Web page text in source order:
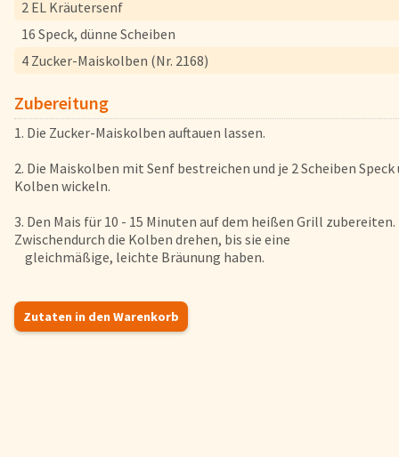
Qualität
Presse & News
Rezepte
FAQs
Bezahlung & Lieferung
Nährwerte & Allergene
Herkunftsländer
Warenkorb
Startseite
2 EL Kräutersenf
16 Speck, dünne Scheiben
4 Zucker-Maiskolben (Nr. 2168)
Zubereitung
1. Die Zucker-Maiskolben auftauen lassen.
2. Die Maiskolben mit Senf bestreichen und je 2 Scheiben Speck
Kolben wickeln.
3. Den Mais für 10 - 15 Minuten auf dem heißen Grill zubereiten.
Zwischendurch die Kolben drehen, bis sie eine
gleichmäßige, leichte Bräunung haben.
Zutaten in den Warenkorb